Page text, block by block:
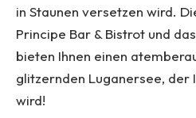
in Staunen versetzen wird.
Principe Bar & Bistrot und
bieten Ihnen einen
glitzernden Luganersee, der
wird!